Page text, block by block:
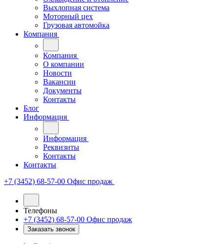
Выхлопная система
Моторный цех
Грузовая автомойка
Компания
Компания
О компании
Новости
Вакансии
Документы
Контакты
Блог
Информация
Информация
Реквизиты
Контакты
Контакты
+7 (3452) 68-57-00 Офис продаж
Телефоны
+7 (3452) 68-57-00 Офис продаж
Заказать звонок